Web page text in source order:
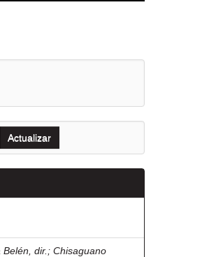
dir. ; Chisaguano